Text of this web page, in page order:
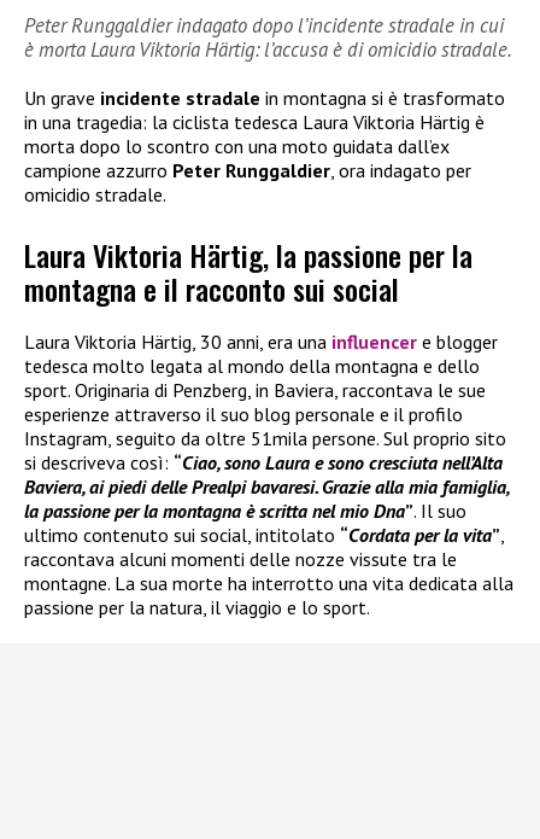
Peter Runggaldier indagato dopo l’incidente stradale in cui
è morta Laura Viktoria Härtig: l’accusa è di omicidio stradale.
Un grave incidente stradale in montagna si è trasformato
in una tragedia: la ciclista tedesca Laura Viktoria Härtig è
morta dopo lo scontro con una moto guidata dall’ex
campione azzurro Peter Runggaldier , ora indagato per
omicidio stradale.
Laura Viktoria Härtig, la passione per la
montagna e il racconto sui social
Laura Viktoria Härtig, 30 anni, era una influencer e blogger
tedesca molto legata al mondo della montagna e dello
sport. Originaria di Penzberg, in Baviera, raccontava le sue
esperienze attraverso il suo blog personale e il profilo
Instagram, seguito da oltre 51mila persone. Sul proprio sito
si descriveva così: “Ciao, sono Laura e sono cresciuta nell’Alta
Baviera, ai piedi delle Prealpi bavaresi. Grazie alla mia famiglia,
la passione per la montagna è scritta nel mio Dna”. Il suo
ultimo contenuto sui social, intitolato “Cordata per la vita”
raccontava alcuni momenti delle nozze vissute tra le
montagne. La sua morte ha interrotto una vita dedicata alla
passione per la natura, il viaggio e lo sport.